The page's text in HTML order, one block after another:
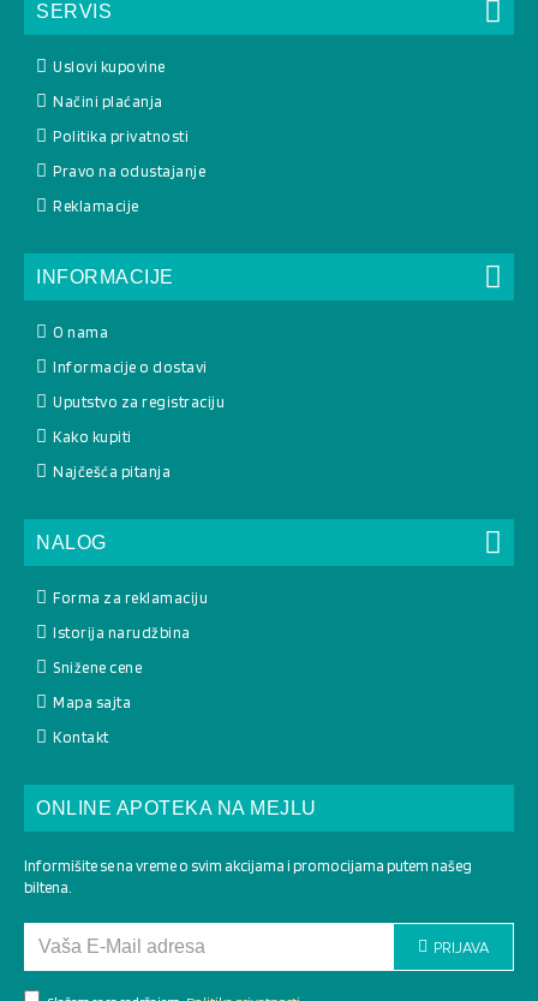
SERVIS
Uslovi kupovine
Načini plaćanja
Politika privatnosti
Pravo na odustajanje
Reklamacije
INFORMACIJE
O nama
Informacije o dostavi
Uputstvo za registraciju
Kako kupiti
Najčešća pitanja
NALOG
Forma za reklamaciju
Istorija narudžbina
Snižene cene
Mapa sajta
Kontakt
ONLINE APOTEKA NA MEJLU
Informišite se na vreme o svim akcijama i promocijama putem našeg
biltena.
PRIJAVA